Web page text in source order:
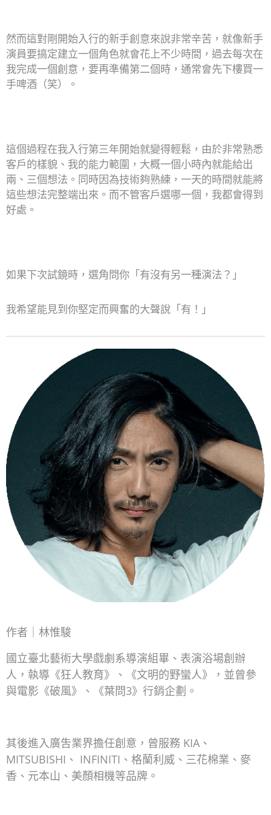
然而這對剛開始入行的新手創意來說非常辛苦，就像新手
演員要搞定建立一個角色就會花上不少時間，過去每次在
我完成一個創意，要再準備第二個時，通常會先下樓買一
手啤酒（笑）。
這個過程在我入行第三年開始就變得輕鬆，由於非常熟悉
客戶的樣貌、我的能力範圍，大概一個小時內就能給出
兩、三個想法。同時因為技術夠熟練，一天的時間就能將
這些想法完整端出來。而不管客戶選哪一個，我都會得到
好處。
如果下次試鏡時，選角問你「有沒有另一種演法？」
我希望能見到你堅定而興奮的大聲說「有！」
作者｜林惟駿
國立臺北藝術大學戲劇系導演組畢、表演浴場創辦
人，執導《狂人教育》、《文明的野蠻人》，並曾參
與電影《破風》、《葉問3》行銷企劃。
其後進入廣吿業界擔任創意，曾服務 KIA、
MITSUBISHI、 INFINITI、格蘭利威、三花棉業、麥
香、元本山、美顏相機等品牌。